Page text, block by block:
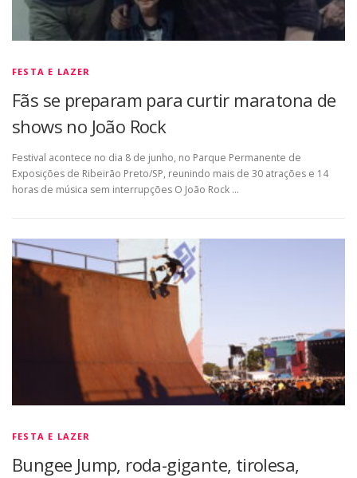
FESTA E LAZER
Fãs se preparam para curtir maratona de
shows no João Rock
Festival acontece no dia 8 de junho, no Parque Permanente de
Exposições de Ribeirão Preto/SP, reunindo mais de 30 atrações e 14
horas de música sem interrupções O João Rock …
FESTA E LAZER
Bungee Jump, roda-gigante, tirolesa,